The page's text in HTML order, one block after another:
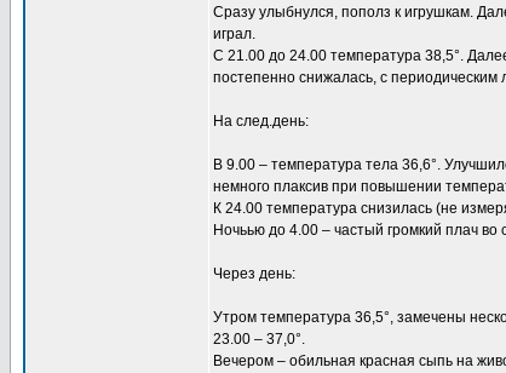
Сразу улыбнулся, пополз к игрушкам.
играл.
С 21.00 до 24.00 температура 38,5°.
постепенно снижалась, с периодическим
На след.день:
В 9.00 – температура тела 36,6°.
немного плаксив при повышении
К 24.00 температура снизилась (не
Ночьью до 4.00 – частый громкий плач
Через день:
Утром температура 36,5°, замечены
23.00 – 37,0°.
Вечером – обильная красная сыпь на